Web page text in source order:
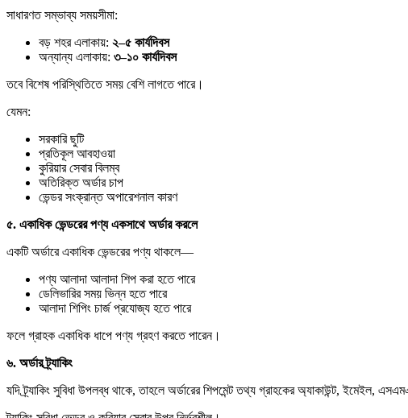
সাধারণত সম্ভাব্য সময়সীমা:
বড় শহর এলাকায়: ২–৫ কার্যদিবস
অন্যান্য এলাকায়: ৩–১০ কার্যদিবস
তবে বিশেষ পরিস্থিতিতে সময় বেশি লাগতে পারে।
যেমন:
সরকারি ছুটি
প্রতিকূল আবহাওয়া
কুরিয়ার সেবার বিলম্ব
অতিরিক্ত অর্ডার চাপ
ভেন্ডর সংক্রান্ত অপারেশনাল কারণ
৫. একাধিকভেন্ডরেরপণ্যএকসাথেঅর্ডারকরলে
একটি অর্ডারে একাধিক ভেন্ডরের পণ্য থাকলে—
পণ্য আলাদা আলাদা শিপ করা হতে পারে
ডেলিভারির সময় ভিন্ন হতে পারে
আলাদা শিপিং চার্জ প্রযোজ্য হতে পারে
ফলে গ্রাহক একাধিক ধাপে পণ্য গ্রহণ করতে পারেন।
৬. অর্ডারট্র্যাকিং
যদি ট্র্যাকিং সুবিধা উপলব্ধ থাকে, তাহলে অর্ডারের শিপমেন্ট তথ্য গ্রাহকের অ্যাকাউন্ট, ইমেইল,